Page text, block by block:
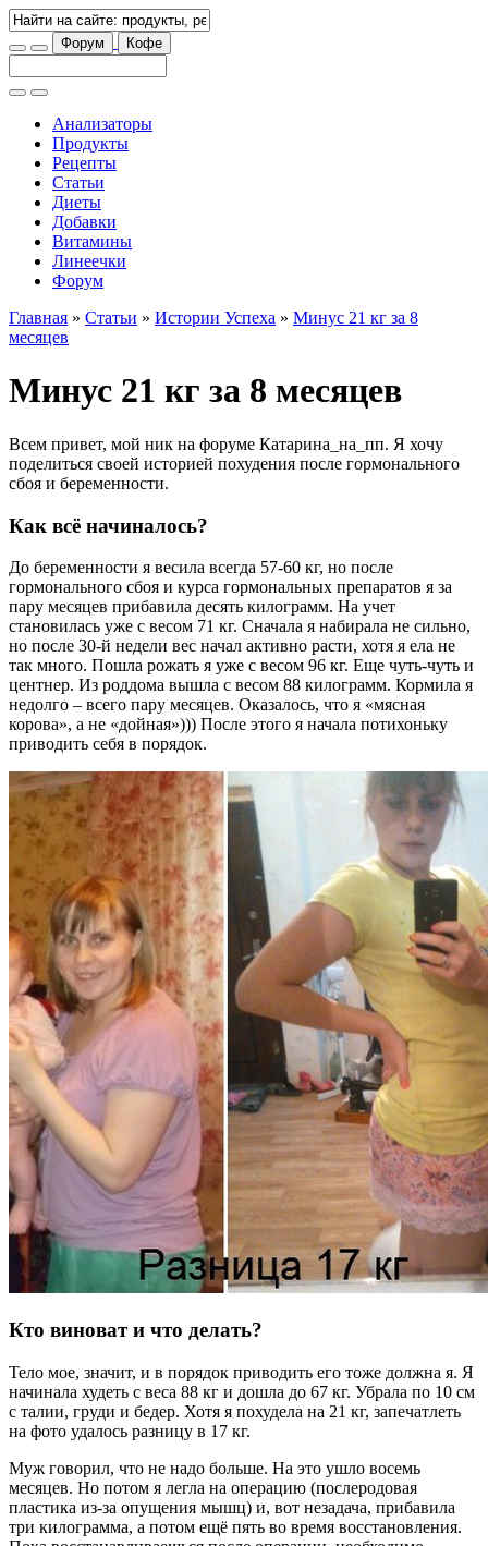
Форум Кофе
Анализаторы
Продукты
Рецепты
Статьи
Диеты
Добавки
Витамины
Линеечки
Форум
Главная » Статьи » Истории Успеха » Минус 21 кг за 8
месяцев
Минус 21 кг за 8 месяцев
Всем привет, мой ник на форуме Катарина_на_пп. Я хочу
поделиться своей историей похудения после гормонального
сбоя и беременности.
Как всё начиналось?
До беременности я весила всегда 57-60 кг, но после
гормонального сбоя и курса гормональных препаратов я за
пару месяцев прибавила десять килограмм. На учет
становилась уже с весом 71 кг. Сначала я набирала не сильно,
но после 30-й недели вес начал активно расти, хотя я ела не
так много. Пошла рожать я уже с весом 96 кг. Еще чуть-чуть и
центнер. Из роддома вышла с весом 88 килограмм. Кормила я
недолго – всего пару месяцев. Оказалось, что я «мясная
корова», а не «дойная»))) После этого я начала потихоньку
приводить себя в порядок.
Кто виноват и что делать?
Тело мое, значит, и в порядок приводить его тоже должна я. Я
начинала худеть с веса 88 кг и дошла до 67 кг. Убрала по 10 см
с талии, груди и бедер. Хотя я похудела на 21 кг, запечатлеть
на фото удалось разницу в 17 кг.
Муж говорил, что не надо больше. На это ушло восемь
месяцев. Но потом я легла на операцию (послеродовая
пластика из-за опущения мышц) и, вот незадача, прибавила
три килограмма, а потом ещё пять во время восстановления.